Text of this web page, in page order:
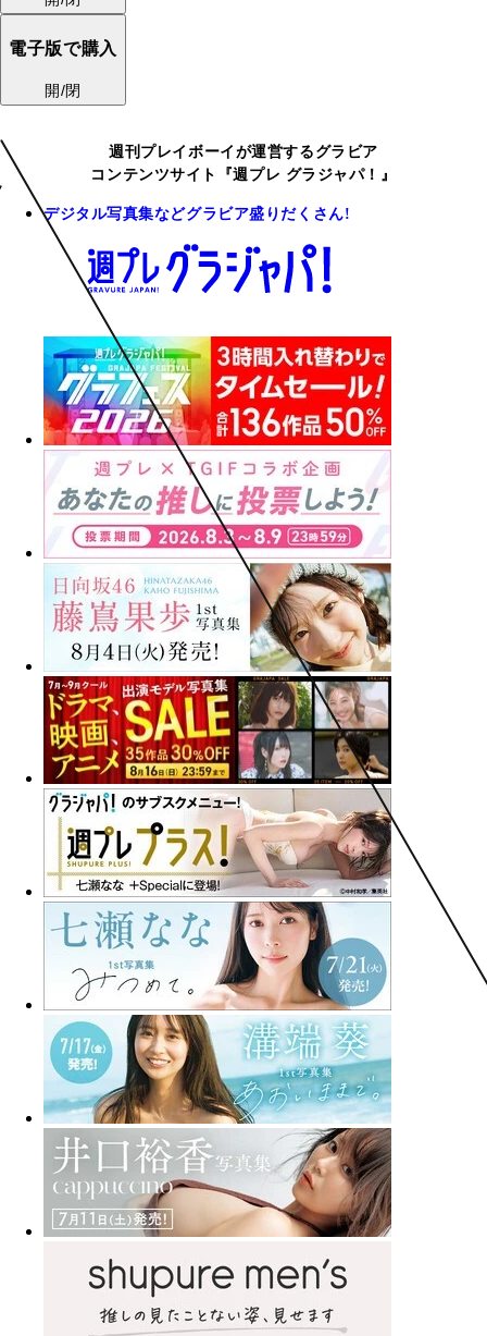
電子版で購入
開/閉
週刊プレイボーイが運営するグラビア
コンテンツサイト『週プレ グラジャパ！』
デジタル写真集などグラビア盛りだくさん!